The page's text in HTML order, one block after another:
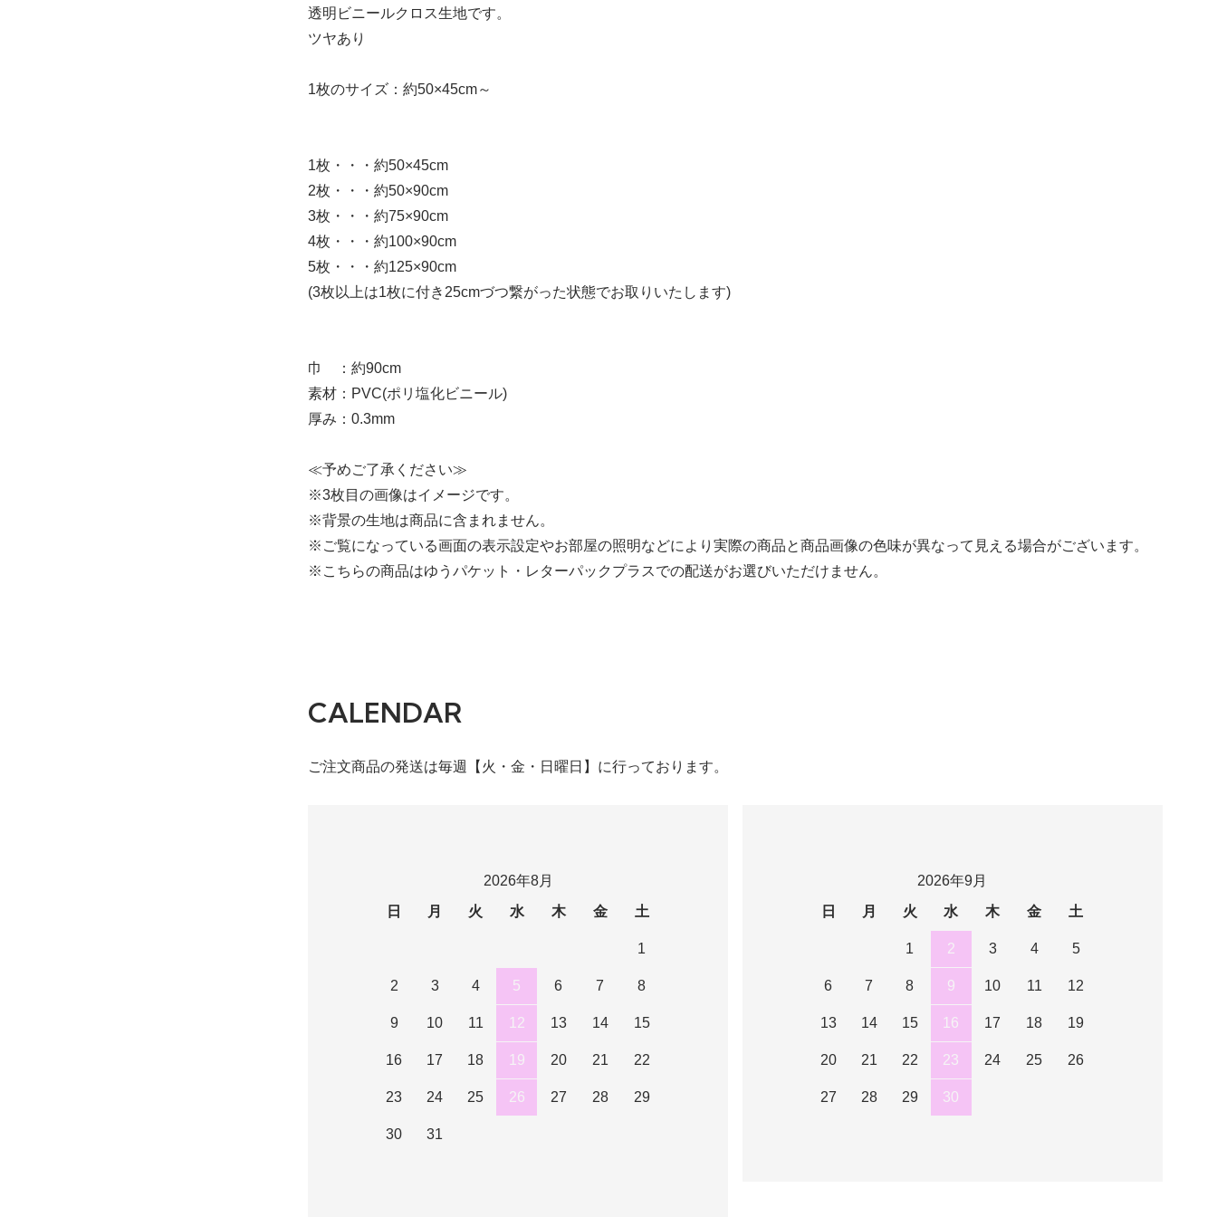
透明ビニールクロス生地です。
ツヤあり
1枚のサイズ：約50×45cm～
1枚・・・約50×45cm
2枚・・・約50×90cm
3枚・・・約75×90cm
4枚・・・約100×90cm
5枚・・・約125×90cm
(3枚以上は1枚に付き25cmづつ繋がった状態でお取りいたします)
巾 ：約90cm
素材：PVC(ポリ塩化ビニール)
厚み：0.3mm
≪予めご了承ください≫
※3枚目の画像はイメージです。
※背景の生地は商品に含まれません。
※ご覧になっている画面の表示設定やお部屋の照明などにより実際の商品と商品画像の色味が異なって見える場合がございます。
※こちらの商品はゆうパケット・レターパックプラスでの配送がお選びいただけません。
CALENDAR
ご注文商品の発送は毎週【火・金・日曜日】に行っております。
2026年8月
日
月 火 水 木 金 土
1
2 3 4 5 6 7 8
9 10 11 12 13 14 15
16 17 18 19 20 21 22
23 24 25 26 27 28 29
30 31
2026年9月
日
月 火 水 木 金 土
1 2 3 4 5
6 7 8 9 10 11 12
13 14 15 16 17 18 19
20 21 22 23 24 25 26
27 28 29 30